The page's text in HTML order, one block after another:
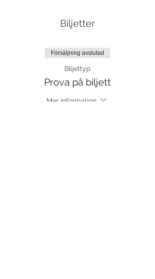
Biljetter
Försäljning avslutad
Biljettyp
Prova på biljett
Mer information